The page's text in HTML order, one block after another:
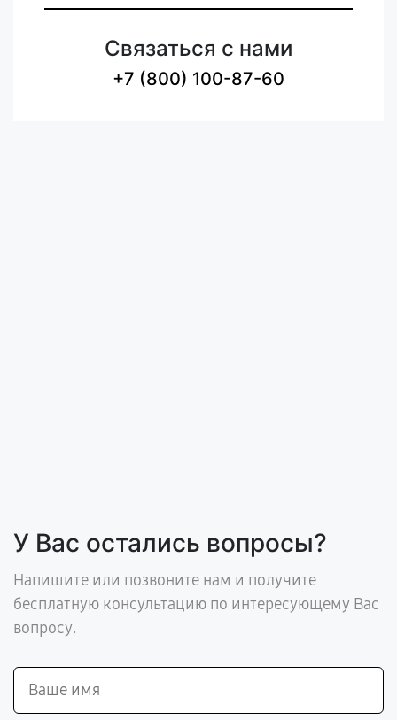
Связаться с нами
+7 (800) 100-87-60
У Вас остались вопросы?
Напишите или позвоните нам и получите
бесплатную консультацию по интересующему Вас
вопросу.